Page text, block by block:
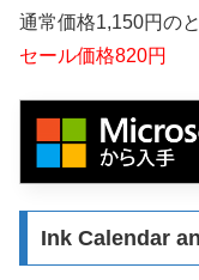
通常価格1,150円のと
セール価格820円
Ink Calendar